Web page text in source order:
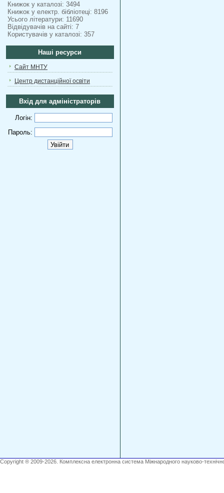
Книжок у каталозі: 3494
Книжок у електр. бібліотеці: 8196
Усього літератури: 11690
Відвідувачів на сайті: 7
Користувачів у каталозі: 357
Наші ресурси
Сайт МНТУ
Центр дистанційної освіти
Вхід для адміністраторів
Логін:
Пароль:
Copyright ® 2009-2026. Комплексна електронна система Міжнародного науково-